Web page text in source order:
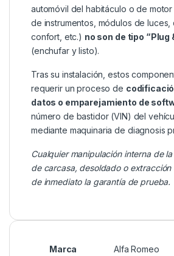
automóvil del habitáculo o de motor
de instrumentos, módulos de luces,
confort, etc.) no son de tipo “Plug
(enchufar y listo).
Tras su instalación, estos
requerir un proceso de
datos o emparejamiento de
número de bastidor (VIN) del
mediante maquinaria de diagnosis
Cualquier manipulación interna de
de carcasa, desoldado o extracción
de inmediato la garantía de prueba.
Marca Alfa Romeo